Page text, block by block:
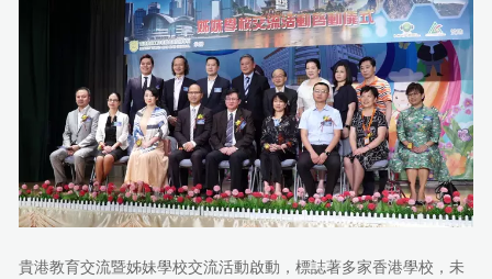
貴港教育交流暨姊妹學校交流活動啟動，標誌著多家香港學校，未